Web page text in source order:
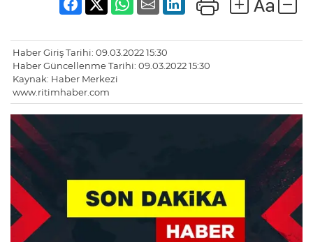
Haber Giriş Tarihi: 09.03.2022 15:30
Haber Güncellenme Tarihi: 09.03.2022 15:30
Kaynak: Haber Merkezi
www.ritimhaber.com